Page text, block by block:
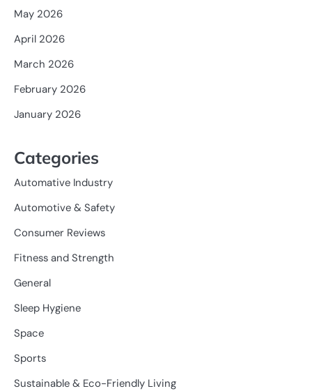
May 2026
April 2026
March 2026
February 2026
January 2026
Categories
Automative Industry
Automotive & Safety
Consumer Reviews
Fitness and Strength
General
Sleep Hygiene
Space
Sports
Sustainable & Eco-Friendly Living